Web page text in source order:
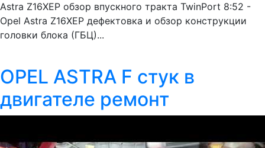
Astra Z16XEP обзор впускного тракта TwinPort 8:52 -
Opel Astra Z16XEP дефектовка и обзор конструкции
головки блока (ГБЦ)...
OPEL ASTRA F стук в
двигателе ремонт